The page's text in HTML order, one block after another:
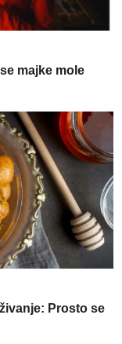
majke mole
Prosto se